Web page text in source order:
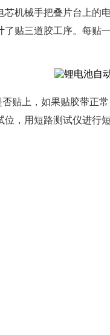
机械手把叠片台上
贴三道胶工序。每
贴上，如果贴胶带正
，用短路测试仪进行